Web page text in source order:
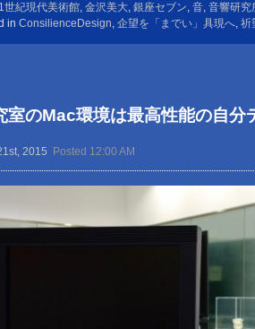
世紀現代美術館, 金沢美大, 銀座セブン, 音, 音響研究
in ConsilienceDesign, 企望を「までい」具現へ, 祈
室のMac環境は最高性能の自分
2015 Posted 12:00 AM